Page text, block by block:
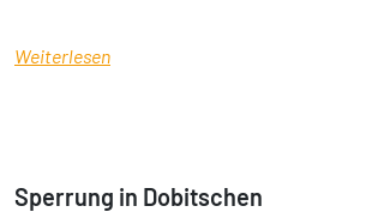
Weiterlesen
Sperrung in Dobitschen